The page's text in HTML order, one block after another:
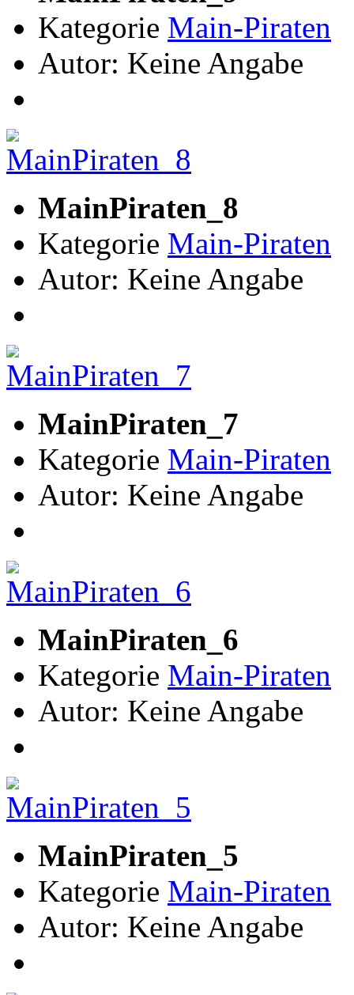
Kategorie Main-Piraten
Autor: Keine Angabe
MainPiraten_8
Kategorie Main-Piraten
Autor: Keine Angabe
MainPiraten_7
Kategorie Main-Piraten
Autor: Keine Angabe
MainPiraten_6
Kategorie Main-Piraten
Autor: Keine Angabe
MainPiraten_5
Kategorie Main-Piraten
Autor: Keine Angabe